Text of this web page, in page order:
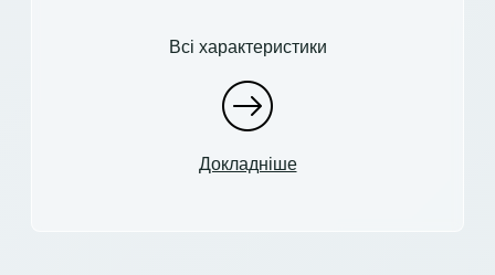
Всі характеристики
Докладніше